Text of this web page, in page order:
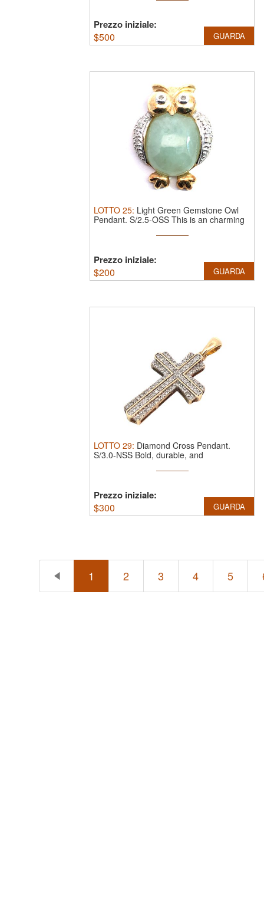
Prezzo iniziale:
$500 GUARDA
LOTTO 25: Light Green Gemstone Owl
Pendant. S/2.5-OSS This is an charming
Prezzo iniziale:
$200 GUARDA
LOTTO 29: Diamond Cross Pendant.
S/3.0-NSS Bold, durable, and
Prezzo iniziale:
$300 GUARDA
1 2 3 4 5